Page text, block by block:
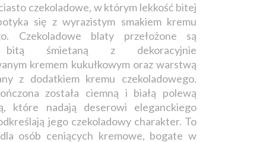
czekoladowe, w którym lekkość bitej
się z wyrazistym smakiem kremu
Czekoladowe blaty przełożone są
bitą śmietaną z dekoracyjnie
kremem kukułkowym oraz warstwą
z dodatkiem kremu czekoladowego.
została ciemną i białą polewą
które nadają deserowi eleganckiego
jego czekoladowy charakter. To
osób ceniących kremowe, bogate w